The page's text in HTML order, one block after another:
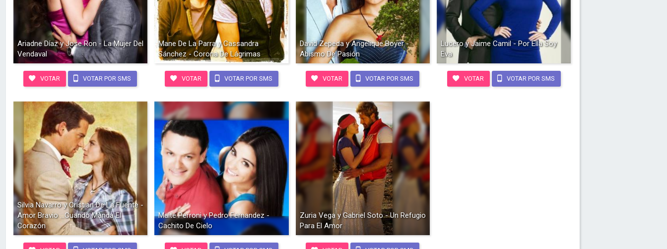
Ariadne Díaz y Jose Ron - La Mujer Del
Vendaval
VOTAR VOTAR POR SMS
Mane De La Parra y Cassandra
Sánchez - Corona De Lágrimas
VOTAR VOTAR POR SMS
David Zepeda y Angelique Boyer -
Abismo De Pasión
VOTAR VOTAR POR SMS
Lucero y Jaime Camil - Por Ella Soy
Eva
VOTAR VOTAR POR SMS
Silvia Navarro y Cristian De La Fuente -
Amor Bravio ...Cuando Manda El
Corazón
Maite Perroni y Pedro Fernandez -
Cachito De Cielo
Zuria Vega y Gabriel Soto - Un Refugio
Para El Amor